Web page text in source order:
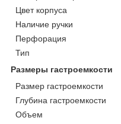
Цвет корпуса
Наличие ручки
Перфорация
Тип
Размеры гастроемкости
Размер гастроемкости
Глубина гастроемкости
Объем